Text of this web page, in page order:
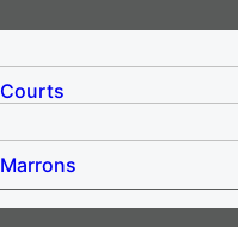
Courts
Marrons